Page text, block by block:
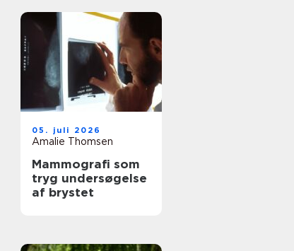
05. juli 2026
Amalie Thomsen
Mammografi som
tryg undersøgelse
af brystet